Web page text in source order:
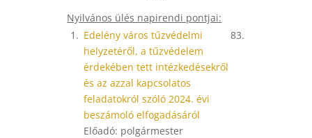
Nyilvános ülés napirendi pontjai:
1. Edelény város tűzvédelmi
helyzetéről, a tűzvédelem
érdekében tett intézkedésekről
és az azzal kapcsolatos
feladatokról szóló 2024. évi
beszámoló elfogadásáról
Előadó: polgármester
83.